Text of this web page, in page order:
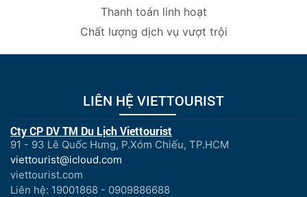
Thanh toán linh hoạt
Chất lượng dịch vụ vượt trội
LIÊN HỆ VIETTOURIST
Cty CP DV TM Du Lịch Viettourist
91 - 93 Lê Quốc Hưng, P.Xóm Chiếu, TP.HCM
viettourist@icloud.com
viettourist.com
Liên hệ: 19001868 - 0909886688